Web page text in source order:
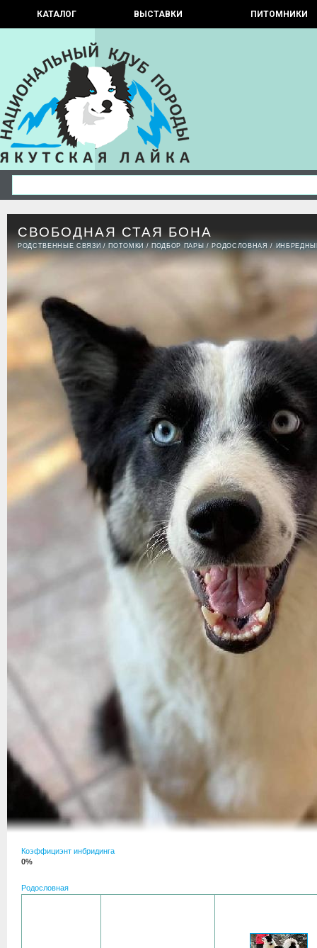
КАТАЛОГ ВЫСТАВКИ ПИТОМНИКИ
СВОБОДНАЯ СТАЯ БОНА
РОДСТВЕННЫЕ СВЯЗИ / ПОТОМКИ / ПОДБОР ПАРЫ / РОДОСЛОВНАЯ /
Коэффициэнт инбридинга
0%
Родословная